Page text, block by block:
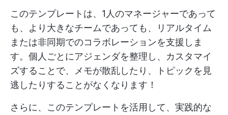
このテンプレートは、1人のマネージャーであって
も、より大きなチームであっても、リアルタイム
または非同期でのコラボレーションを支援しま
す。個人ごとにアジェンダを整理し、カスタマイ
ズすることで、メモが散乱したり、トピックを見
逃したりすることがなくなります！
さらに、このテンプレートを活用して、実践的な